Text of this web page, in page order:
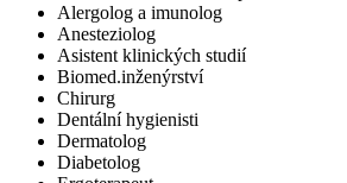
Alergolog a imunolog
Anesteziolog
Asistent klinických studií
Biomed.inženýrství
Chirurg
Dentální hygienisti
Dermatolog
Diabetolog